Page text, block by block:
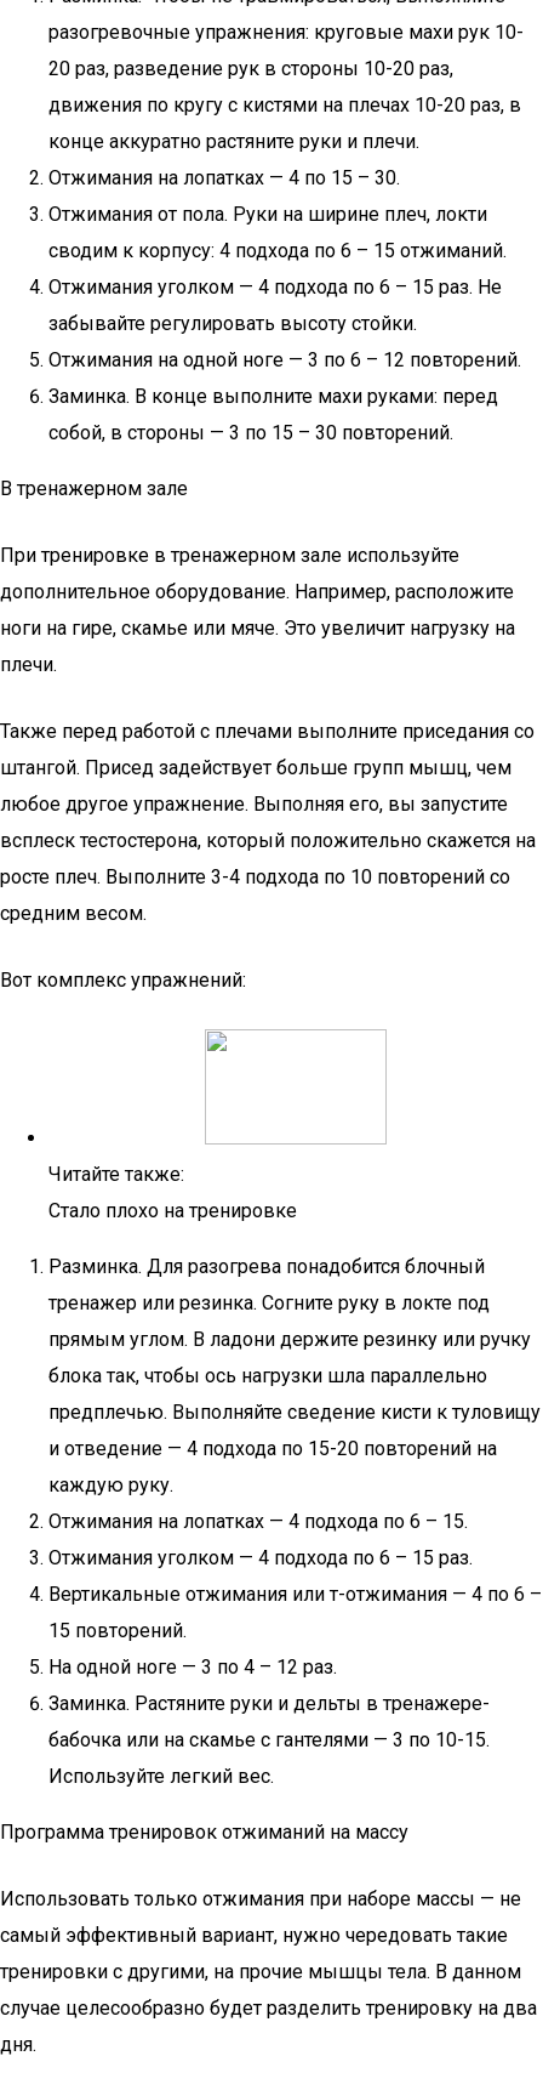
разогревочные упражнения: круговые махи рук 10-
20 раз, разведение рук в стороны 10-20 раз,
движения по кругу с кистями на плечах 10-20 раз, в
конце аккуратно растяните руки и плечи.
Отжимания на лопатках — 4 по 15 – 30.
Отжимания от пола. Руки на ширине плеч, локти
сводим к корпусу: 4 подхода по 6 – 15 отжиманий.
Отжимания уголком — 4 подхода по 6 – 15 раз. Не
забывайте регулировать высоту стойки.
Отжимания на одной ноге — 3 по 6 – 12 повторений.
Заминка. В конце выполните махи руками: перед
собой, в стороны — 3 по 15 – 30 повторений.
В тренажерном зале
При тренировке в тренажерном зале используйте
дополнительное оборудование. Например, расположите
ноги на гире, скамье или мяче. Это увеличит нагрузку на
плечи.
Также перед работой с плечами выполните приседания со
штангой. Присед задействует больше групп мышц, чем
любое другое упражнение. Выполняя его, вы запустите
всплеск тестостерона, который положительно скажется на
росте плеч. Выполните 3-4 подхода по 10 повторений со
средним весом.
Вот комплекс упражнений:
Читайте также:
Стало плохо на тренировке
Разминка. Для разогрева понадобится блочный
тренажер или резинка. Согните руку в локте под
прямым углом. В ладони держите резинку или ручку
блока так, чтобы ось нагрузки шла параллельно
предплечью. Выполняйте сведение кисти к туловищу
и отведение — 4 подхода по 15-20 повторений на
каждую руку.
Отжимания на лопатках — 4 подхода по 6 – 15.
Отжимания уголком — 4 подхода по 6 – 15 раз.
Вертикальные отжимания или т-отжимания — 4 по 6 –
15 повторений.
На одной ноге — 3 по 4 – 12 раз.
Заминка. Растяните руки и дельты в тренажере-
бабочка или на скамье с гантелями — 3 по 10-15.
Используйте легкий вес.
Программа тренировок отжиманий на массу
Использовать только отжимания при наборе массы — не
самый эффективный вариант, нужно чередовать такие
тренировки с другими, на прочие мышцы тела. В данном
случае целесообразно будет разделить тренировку на два
дня.